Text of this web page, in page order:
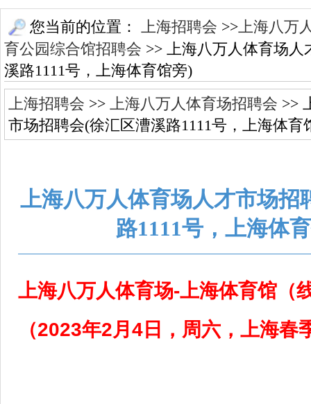
您当前的位置： 上海招聘会 >>上海八万
育公园综合馆招聘会 >> 上海八万人体育场
溪路1111号，上海体育馆旁)
上海招聘会 >> 上海八万人体育场招聘会 >>
市场招聘会(徐汇区漕溪路1111号，上海体育
上海八万人体育场人才市场招
路1111号，上海体
上海八万人体育场-上海体育馆（
（2023年2月4日，周六，上海春